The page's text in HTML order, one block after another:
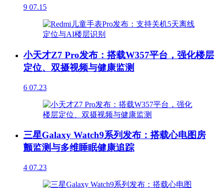
9 07.15
小天才Z7 Pro发布：搭载W357平台，强化楼层
定位、双摄视频与健康监测
6 07.23
三星Galaxy Watch9系列发布：搭载心电图房
颤监测与多维睡眠健康追踪
4 07.23